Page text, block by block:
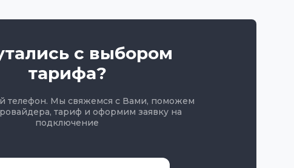
с выбором
тарифа?
телефон. Мы свяжемся с Вами, поможем
тариф и оформим заявку на
подключение